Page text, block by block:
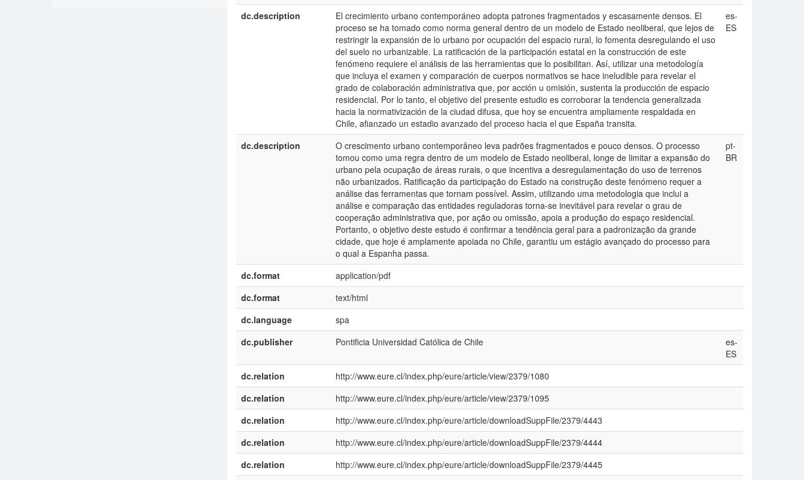
dc.description
El crecimiento urbano contemporáneo adopta patrones fragmentados y escasamente densos. El
proceso se ha tomado como norma general dentro de un modelo de Estado neoliberal, que lejos de
restringir la expansión de lo urbano por ocupación del espacio rural, lo fomenta desregulando el uso
del suelo no urbanizable. La ratificación de la participación estatal en la construcción de este
fenómeno requiere el análisis de las herramientas que lo posibilitan. Así, utilizar una metodología
que incluya el examen y comparación de cuerpos normativos se hace ineludible para revelar el
grado de colaboración administrativa que, por acción u omisión, sustenta la producción de espacio
residencial. Por lo tanto, el objetivo del presente estudio es corroborar la tendencia generalizada
hacia la normativización de la ciudad difusa, que hoy se encuentra ampliamente respaldada en
Chile, afianzado un estadio avanzado del proceso hacia el que España transita.
es-
ES
dc.description
O crescimento urbano contemporâneo leva padrões fragmentados e pouco densos. O processo
tomou como uma regra dentro de um modelo de Estado neoliberal, longe de limitar a expansão do
urbano pela ocupação de áreas rurais, o que incentiva a desregulamentação do uso de terrenos
não urbanizados. Ratificação da participação do Estado na construção deste fenómeno requer a
análise das ferramentas que tornam possível. Assim, utilizando uma metodologia que inclui a
análise e comparação das entidades reguladoras torna-se inevitável para revelar o grau de
cooperação administrativa que, por ação ou omissão, apoia a produção do espaço residencial.
Portanto, o objetivo deste estudo é confirmar a tendência geral para a padronização da grande
cidade, que hoje é amplamente apoiada no Chile, garantiu um estágio avançado do processo para
o qual a Espanha passa.
pt-
BR
dc.format
application/pdf
dc.format
text/html
dc.language
spa
dc.publisher
Pontificia Universidad Católica de Chile
es-
ES
dc.relation
http://www.eure.cl/index.php/eure/article/view/2379/1080
dc.relation
http://www.eure.cl/index.php/eure/article/view/2379/1095
dc.relation
http://www.eure.cl/index.php/eure/article/downloadSuppFile/2379/4443
dc.relation
http://www.eure.cl/index.php/eure/article/downloadSuppFile/2379/4444
dc.relation
http://www.eure.cl/index.php/eure/article/downloadSuppFile/2379/4445